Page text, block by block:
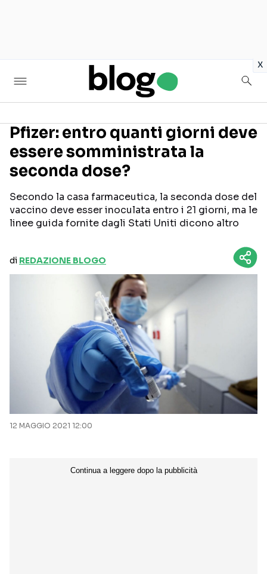
x
Seguici sui social
Pfizer: entro quanti giorni deve
essere somministrata la
seconda dose?
Secondo la casa farmaceutica, la seconda dose del
vaccino deve esser inoculata entro i 21 giorni, ma le
linee guida fornite dagli Stati Uniti dicono altro
di REDAZIONE BLOGO
12 MAGGIO 2021 12:00